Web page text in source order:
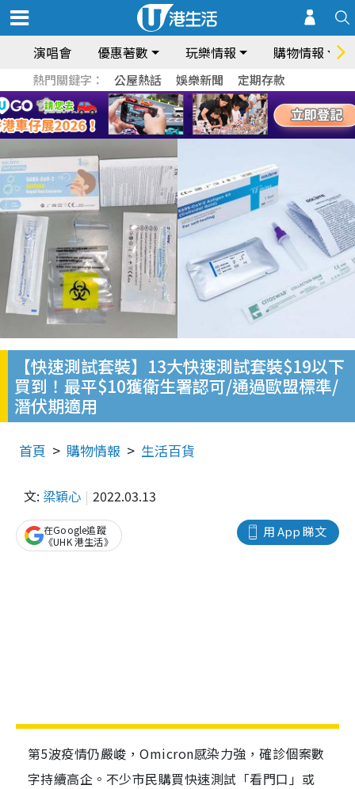
演唱會 優惠著數 玩樂情報 購物情報
熱門關鍵字： 公屋熱話 娛樂新聞 定期存款
【快速測試套裝】13大快速測試套裝$19以下
買到！最平$10獲衛生署認可/通過歐盟標準/
潛伏期適用
首頁 購物情報 生活百貨
文: 梁穎心 2022.03.13
用 App 睇文
在Google追蹤
《UHK 港生活》
第5波疫情仍嚴峻，Omicron感染力強，確診個案數
字持續高企。不少市民購買快速測試「看門口」或